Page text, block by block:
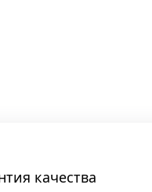
качества